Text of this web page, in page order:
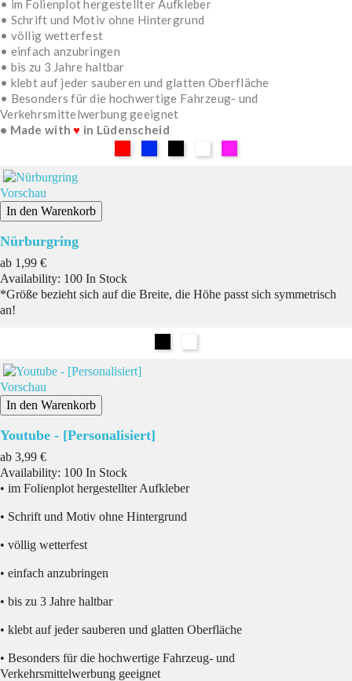
• im Folienplot hergestellter Aufkleber
• Schrift und Motiv ohne Hintergrund
• völlig wetterfest
• einfach anzubringen
• bis zu 3 Jahre haltbar
• klebt auf jeder sauberen und glatten Oberfläche
• Besonders für die hochwertige Fahrzeug- und
Verkehrsmittelwerbung geeignet
• Made with♥ in Lüdenscheid
Vorschau
In den Warenkorb
Nürburgring
ab Preis
1,99 €
Availability: 100 In Stock
*Größe bezieht sich auf die Breite, die Höhe passt sich symmetrisch
an!
Vorschau
In den Warenkorb
Youtube - [Personalisiert]
ab Preis
3,99 €
Availability: 100 In Stock
• im Folienplot hergestellter Aufkleber
• Schrift und Motiv ohne Hintergrund
• völlig wetterfest
• einfach anzubringen
• bis zu 3 Jahre haltbar
• klebt auf jeder sauberen und glatten Oberfläche
• Besonders für die hochwertige Fahrzeug- und
Verkehrsmittelwerbung geeignet